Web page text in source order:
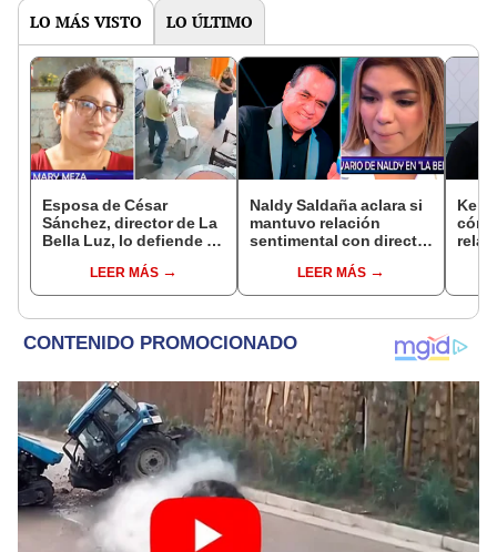
LO MÁS VISTO LO ÚLTIMO
Esposa de César
Sánchez, director de La
Bella Luz, lo defiende y
relación clandestina
con Naldy Saldaña:
LEER MÁS
Naldy Saldaña aclara si
mantuvo relación
sentimental con director
denunciarlo por
tocamientos: “Me
LEER MÁS